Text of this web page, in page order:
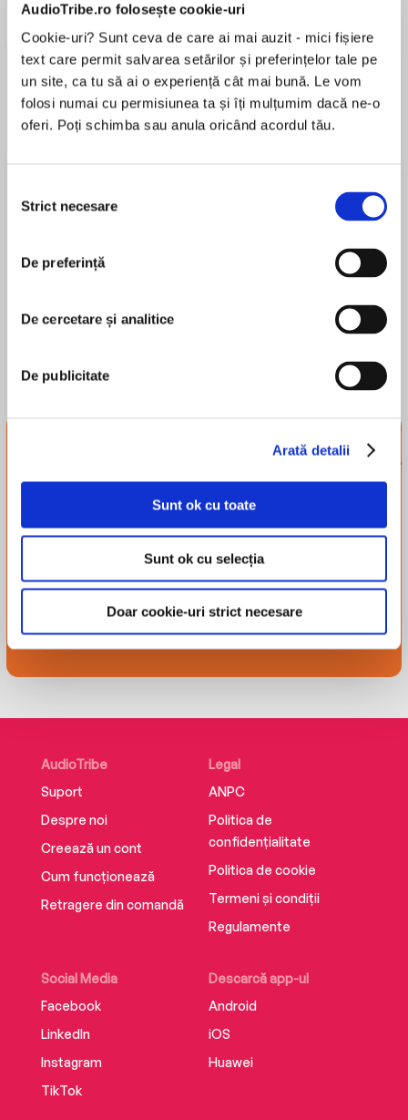
AudioTribe.ro folosește cookie-uri
Cookie-uri? Sunt ceva de care ai mai auzit - mici fișiere
text care permit salvarea setărilor și preferințelor tale pe
un site, ca tu să ai o experiență cât mai bună. Le vom
folosi numai cu permisiunea ta și îți mulțumim dacă ne-o
oferi. Poți schimba sau anula oricând acordul tău.
consimțământului
Strict necesare
De preferință
De cercetare și analitice
De publicitate
Arată detalii
Sunt ok cu toate
Sunt ok cu selecția
Doar cookie-uri strict necesare
Elita de Argint (Elita
de...
Dani Francis
Diavolul se îmbracă de
la...
Lauren Weisberger
Migdală
Sohn Won-pyung
MAI MULT
pentru această carte
tribului
Înscrie-te și-ți trimitem
lucruri simpatice.
Înscriere
AudioTribe
Suport
Despre noi
Creează un cont
Cum funcționează
Retragere din comandă
Social Media
Facebook
LinkedIn
Instagram
TikTok
Descarcă app-ul
Android
iOS
Huawei
Legal
ANPC
Politica de
confidențialitate
Politica de cookie
Termeni și condiții
Regulamente